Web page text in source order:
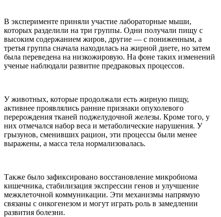
В эксперименте приняли участие лабораторные мыши,
которых разделили на три группы. Одни получали пищу с
высоким содержанием жиров, другие — с пониженным, а
третья группа сначала находилась на жирной диете, но затем
была переведена на низкожировую. На фоне таких изменений
ученые наблюдали развитие предраковых процессов.
У животных, которые продолжали есть жирную пищу,
активнее проявлялись ранние признаки опухолевого
перерождения тканей поджелудочной железы. Кроме того, у
них отмечался набор веса и метаболические нарушения. У
грызунов, сменивших рацион, эти процессы были менее
выражены, а масса тела нормализовалась.
Также было зафиксировано восстановление микробиома
кишечника, стабилизация экспрессии генов и улучшение
межклеточной коммуникации. Эти механизмы напрямую
связаны с онкогенезом и могут играть роль в замедлении
развития болезни.